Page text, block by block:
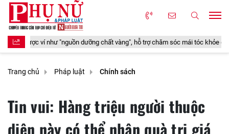
chất vàng", hỗ trợ chăm sóc mái tóc khỏe đẹp từ bên trong
Trang chủ Pháp luật Chính sách
Tin vui: Hàng triệu người thuộc
diện này có thể nhận quà trị giá